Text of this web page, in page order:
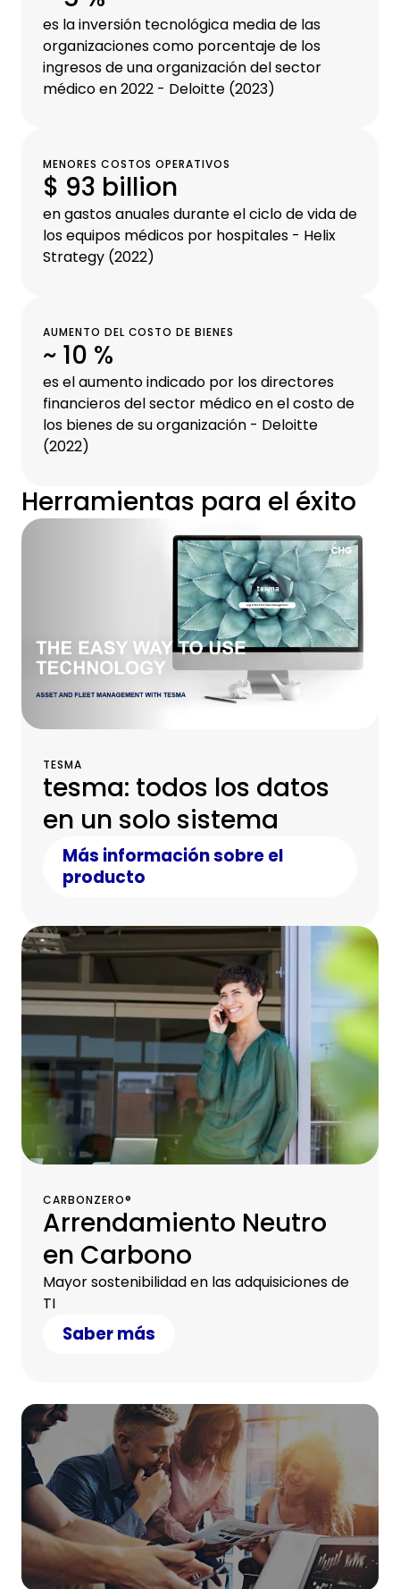
es la inversión tecnológica media de las
organizaciones como porcentaje de los
ingresos de una organización del sector
médico en 2022 - Deloitte (2023)
MENORES COSTOS OPERATIVOS
$ 93 billion
en gastos anuales durante el ciclo de vida de
los equipos médicos por hospitales - Helix
Strategy (2022)
AUMENTO DEL COSTO DE BIENES
~ 10 %
es el aumento indicado por los directores
financieros del sector médico en el costo de
los bienes de su organización - Deloitte
(2022)
Herramientas para el éxito
TESMA
tesma: todos los datos
en un solo sistema
Más información sobre el
producto
CARBONZERO®
Arrendamiento Neutro
en Carbono
Mayor sostenibilidad en las adquisiciones de
TI
Saber más